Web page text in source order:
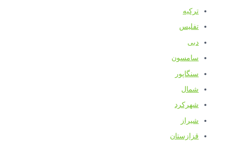
ترکیه
تفلیس
دبی
سامسون
سنگاپور
شمال
شهرکرد
شیراز
قزازستان